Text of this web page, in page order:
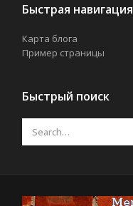
Быстрая навигация
Карта блога
Пример страницы
Быстрый поиск